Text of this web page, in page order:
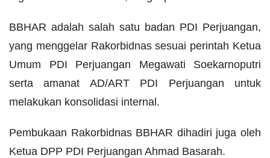
BBHAR adalah salah satu badan PDI Perjuangan,
yang menggelar Rakorbidnas sesuai perintah Ketua
Umum PDI Perjuangan Megawati Soekarnoputri
serta amanat AD/ART PDI Perjuangan untuk
melakukan konsolidasi internal.
Pembukaan Rakorbidnas BBHAR dihadiri juga oleh
Ketua DPP PDI Perjuangan Ahmad Basarah.